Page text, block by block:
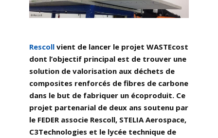
Rescollvient de lancer le projet WASTEcost
dont l’objectif principal est de trouver une
solution de valorisation aux déchets de
composites renforcés de fibres de carbone
dans le but de fabriquer un écoproduit. Ce
projet partenarial de deux ans soutenu par
le FEDER associe Rescoll, STELIA Aerospace,
C3Technologies et le lycée technique de